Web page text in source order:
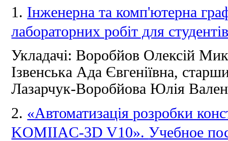
1. Інженерна та комп'ютерна
лабораторних робіт для
Укладачі: Воробйов Олексій
Ізвенська Ада Євгеніївна,
Лазарчук-Воробйова Юлія
2. «Автоматизація розробки
KOMIIAC-3D V10». Учебное